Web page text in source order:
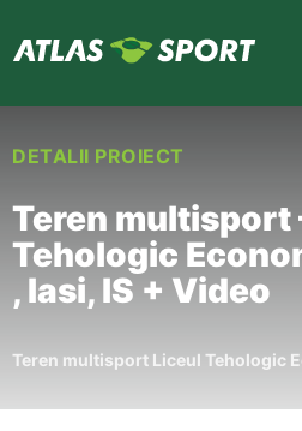
DETALII PROIECT
Teren multisport
Tehologic
, Iasi, IS + Video
Teren multisport Liceul Tehologic